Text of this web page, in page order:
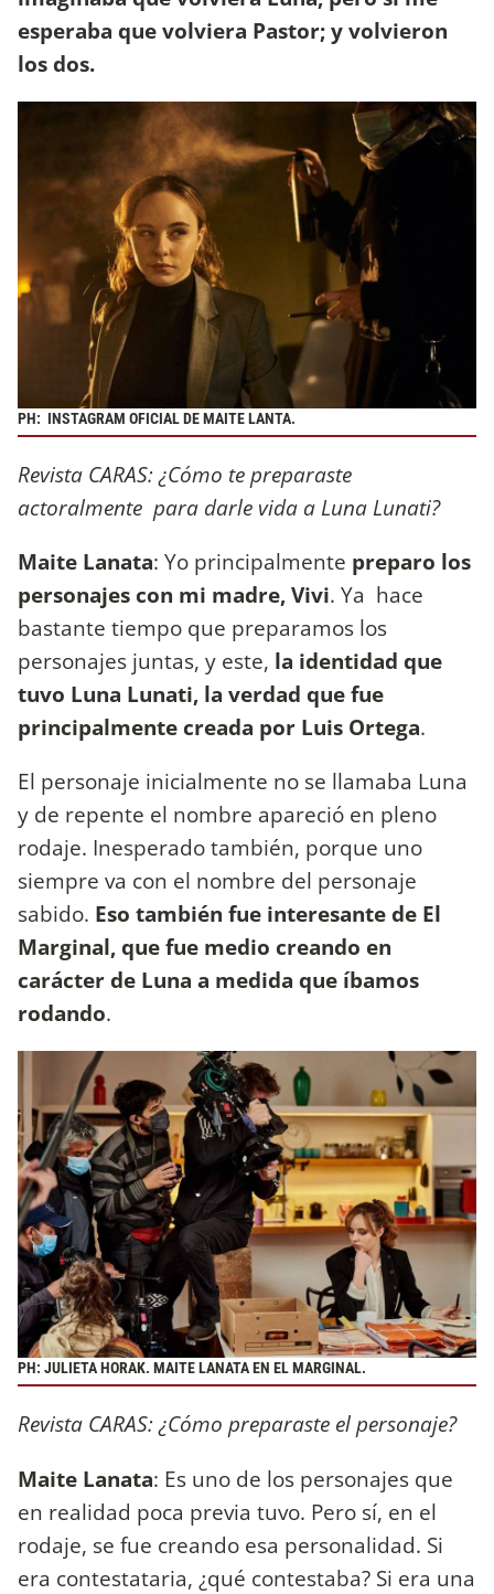
esperaba que volviera Pastor; y volvieron
los dos.
PH: INSTAGRAM OFICIAL DE MAITE LANTA.
Revista CARAS: ¿Cómo te preparaste
actoralmente para darle vida a Luna Lunati?
Maite Lanata: Yo principalmente preparo los
personajes con mi madre, Vivi. Ya hace
bastante tiempo que preparamos los
personajes juntas, y este, la identidad que
tuvo Luna Lunati, la verdad que fue
principalmente creada por Luis Ortega.
El personaje inicialmente no se llamaba Luna
y de repente el nombre apareció en pleno
rodaje. Inesperado también, porque uno
siempre va con el nombre del personaje
sabido. Eso también fue interesante de El
Marginal, que fue medio creando en
carácter de Luna a medida que íbamos
rodando.
PH: JULIETA HORAK. MAITE LANATA EN EL MARGINAL.
Revista CARAS: ¿Cómo preparaste el personaje?
Maite Lanata: Es uno de los personajes que
en realidad poca previa tuvo. Pero sí, en el
rodaje, se fue creando esa personalidad. Si
era contestataria, ¿qué contestaba? Si era una